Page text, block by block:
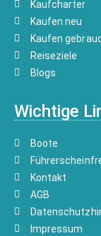
Kaufcharter
Kaufen neu
Kaufen
Reiseziele
Blogs
Wichtige
Boote
Kontakt
AGB
Impressum